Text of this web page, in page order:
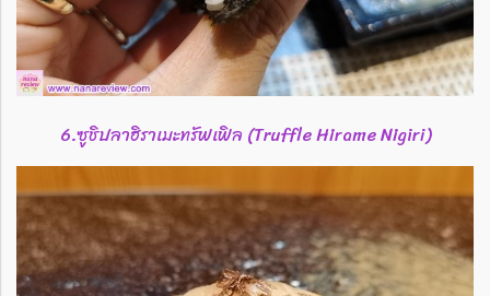
6.ซูชิปลาฮิราเมะทรัฟเฟิล (Truffle Hirame Nigiri)